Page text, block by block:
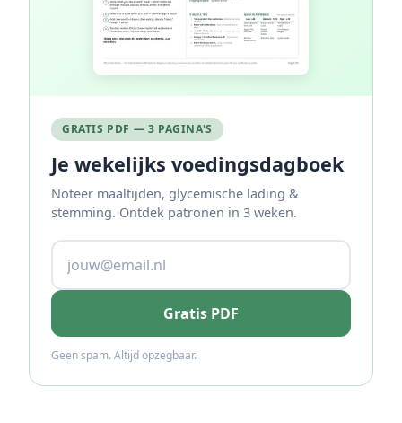
GRATIS PDF — 3 PAGINA'S
Je wekelijks voedingsdagboek
Noteer maaltijden, glycemische lading &
stemming. Ontdek patronen in 3 weken.
Gratis PDF
Geen spam. Altijd opzegbaar.